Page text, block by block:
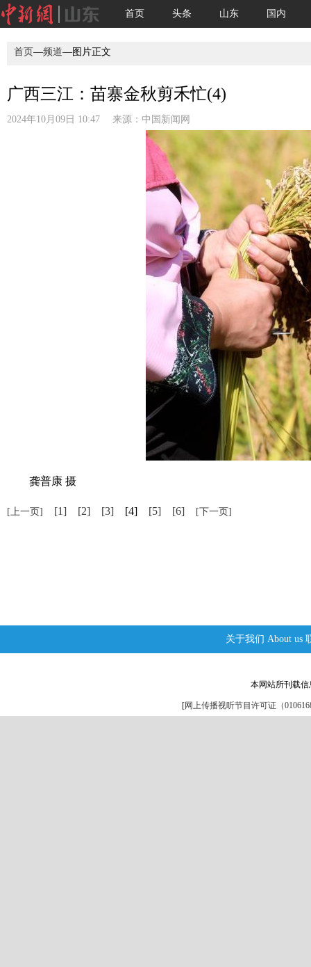
首页 头条 山东 国内
首页—频道—图片正文
广西三江：苗寨金秋剪禾忙(4)
2024年10月09日 10:47 来源： 中国新闻网
龚普康 摄
[上一页] [1] [2] [3] [4] [5] [6] [下一页]
关于我们 About us
本网站所刊载
[网上传播视听节目许可证（